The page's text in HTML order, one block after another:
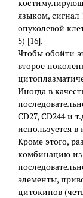
языком,
опухолевой
5) [16].
Чтобы обойти
второе
Иногда в
CD27, CD244 и
используется
Кроме этого,
комбинацию
элементы,
цитокинов